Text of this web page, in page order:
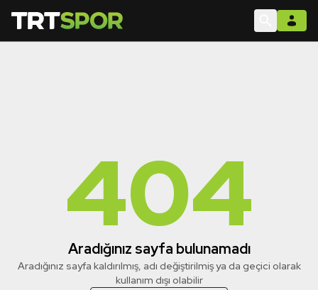
404
Aradığınız sayfa bulunamadı
Aradığınız sayfa kaldırılmış, adı değiştirilmiş ya da geçici olarak
kullanım dışı olabilir